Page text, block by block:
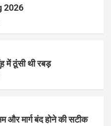
2026
में ठूंसी थी रबड़
और मार्ग बंद होने की सटीक